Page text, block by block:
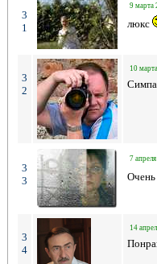
3
1
9 марта
люкс
3
2
10
3
3
7
3
4
14